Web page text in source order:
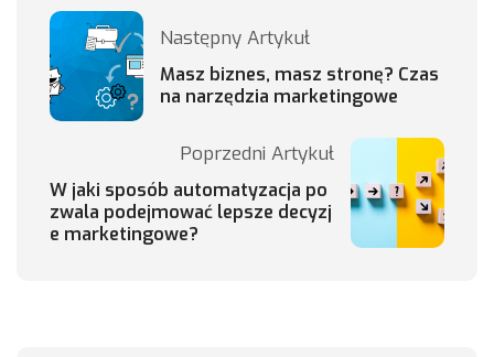
Następny Artykuł
Masz biznes, masz stronę? Czas
na narzędzia marketingowe
Poprzedni Artykuł
W jaki sposób automatyzacja po
zwala podejmować lepsze decyzj
e marketingowe?